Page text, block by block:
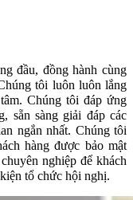
đầu, đồng hành cùng
tôi luôn luôn lắng
Chúng tôi đáp ứng
sẵn sàng giải đáp các
ngắn nhất. Chúng tôi
hàng được bảo mật
nghiệp để khách
tổ chức hội nghị.